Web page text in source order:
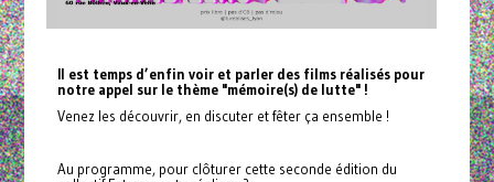
Il est temps d’enfin voir et parler des films réalisés pour
notre appel sur le thème "mémoire(s) de lutte" !
Venez les découvrir, en discuter et fêter ça ensemble !
Au programme, pour clôturer cette seconde édition du